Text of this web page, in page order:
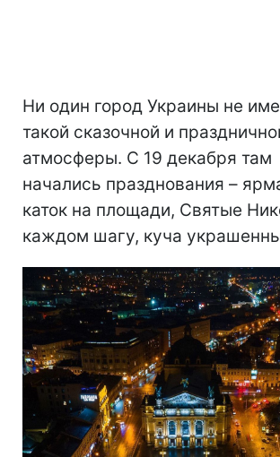
Ни один город Украины не
такой сказочной и
атмосферы. С 19 декабря там
начались празднования –
каток на площади, Святые
каждом шагу, куча